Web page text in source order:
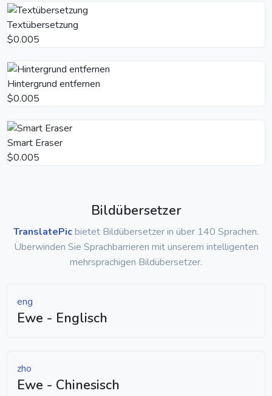
Textübersetzung
$0.005
Hintergrund entfernen
$0.005
Smart Eraser
$0.005
Bildübersetzer
TranslatePicbietet Bildübersetzer in über 140 Sprachen.
Überwinden Sie Sprachbarrieren mit unserem intelligenten
mehrsprachigen Bildübersetzer.
eng
Ewe - Englisch
zho
Ewe - Chinesisch